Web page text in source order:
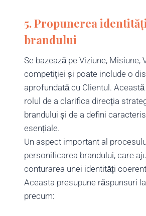
5. Propunerea
brandului
Se bazează pe Viziune, Misiune,
competiției și poate include o
aprofundată cu Clientul.
rolul de a clarifica direcția
brandului și de a defini
esențiale.
Un aspect important al
personificarea brandului, care
conturarea unei identități
Aceasta presupune răspunsuri
precum: